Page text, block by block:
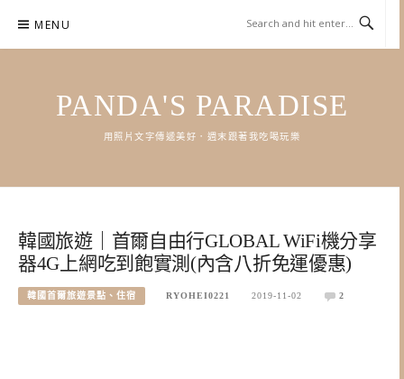
content
MENU
PANDA'S PARADISE
用照片文字傳遞美好．週末跟著我吃喝玩樂
韓國旅遊｜首爾自由行GLOBAL WiFi機分享
器4G上網吃到飽實測(內含八折免運優惠)
韓國首爾旅遊景點、住宿 RYOHEI0221 2019-11-02 2